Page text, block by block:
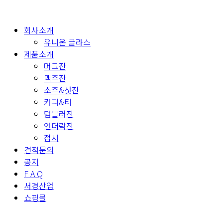
회사소개
유니온 글라스
제품소개
머그잔
맥주잔
소주&샷잔
커피&티
텀블러잔
언더락잔
접시
견적문의
공지
F A Q
서경산업
쇼핑몰